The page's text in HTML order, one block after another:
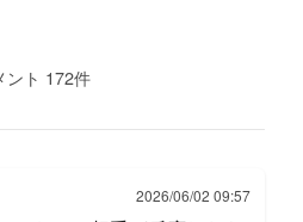
ント 172件
2026/06/02 09:57